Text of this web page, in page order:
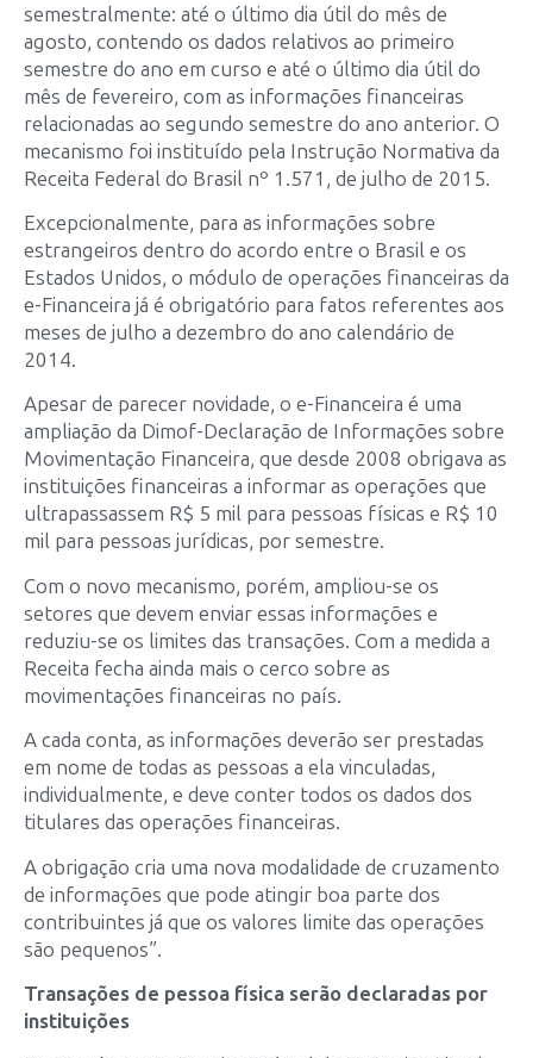
semestralmente: até o último dia útil do mês de
agosto, contendo os dados relativos ao primeiro
semestre do ano em curso e até o último dia útil do
mês de fevereiro, com as informações financeiras
relacionadas ao segundo semestre do ano anterior. O
mecanismo foi instituído pela Instrução Normativa da
Receita Federal do Brasil nº 1.571, de julho de 2015.
Excepcionalmente, para as informações sobre
estrangeiros dentro do acordo entre o Brasil e os
Estados Unidos, o módulo de operações financeiras da
e­-Financeira já é obrigatório para fatos referentes aos
meses de julho a dezembro do ano ­calendário de
2014.
Apesar de parecer novidade, o e-­Financeira é uma
ampliação da Dimof-Declaração de Informações sobre
Movimentação Financeira, que desde 2008 obrigava as
instituições financeiras a informar as operações que
ultrapassassem R$ 5 mil para pessoas físicas e R$ 10
mil para pessoas jurídicas, por semestre.
Com o novo mecanismo, porém, ampliou­-se os
setores que devem enviar essas informações e
reduziu­-se os limites das transações. Com a medida a
Receita fecha ainda mais o cerco sobre as
movimentações financeiras no país.
A cada conta, as informações deverão ser prestadas
em nome de todas as pessoas a ela vinculadas,
individualmente, e deve conter todos os dados dos
titulares das operações financeiras.
A obrigação cria uma nova modalidade de cruzamento
de informações que pode atingir boa parte dos
contribuintes já que os valores­ limite das operações
são pequenos”.
Transações de pessoa física serão declaradas por
instituições